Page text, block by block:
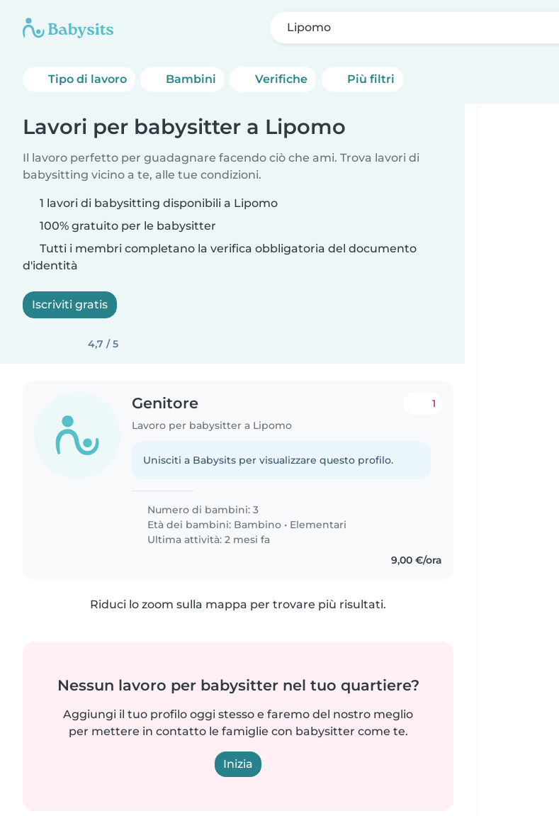
Lipomo
Tipo di lavoro Bambini Verifiche Più filtri
Lavori per babysitter a Lipomo
Il lavoro perfetto per guadagnare facendo ciò che ami. Trova lavori di
babysitting vicino a te, alle tue condizioni.
1 lavori di babysitting disponibili a Lipomo
100% gratuito per le babysitter
Tutti i membri completano la verifica obbligatoria del documento
d'identità
Iscriviti gratis
4,7 / 5
Genitore
Lavoro per babysitter a Lipomo
1
Unisciti a Babysits per visualizzare questo profilo.
Numero di bambini: 3
Età dei bambini: Bambino • Elementari
Ultima attività: 2 mesi fa
9,00 €/ora
Riduci lo zoom sulla mappa per trovare più risultati.
Nessun lavoro per babysitter nel tuo quartiere?
Aggiungi il tuo profilo oggi stesso e faremo del nostro meglio
per mettere in contatto le famiglie con babysitter come te.
Inizia